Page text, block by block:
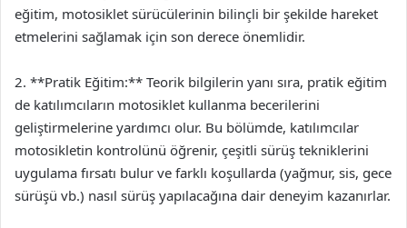
eğitim, motosiklet sürücülerinin bilinçli bir şekilde hareket
etmelerini sağlamak için son derece önemlidir.
2. **Pratik Eğitim:** Teorik bilgilerin yanı sıra, pratik eğitim
de katılımcıların motosiklet kullanma becerilerini
geliştirmelerine yardımcı olur. Bu bölümde, katılımcılar
motosikletin kontrolünü öğrenir, çeşitli sürüş tekniklerini
uygulama fırsatı bulur ve farklı koşullarda (yağmur, sis, gece
sürüşü vb.) nasıl sürüş yapılacağına dair deneyim kazanırlar.